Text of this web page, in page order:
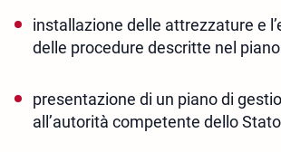
installazione delle attrezzature e
delle procedure descritte nel
presentazione di un piano di
all’autorità competente dello